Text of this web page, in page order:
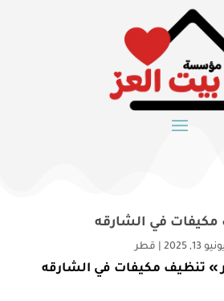
مكيفات في الشارقه
يونيو 13, 2025 قطر
» تنظيف مكيفات في الشارقه